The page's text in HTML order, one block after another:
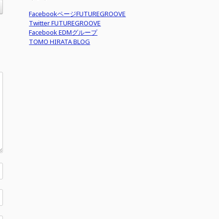
FacebookページFUTUREGROOVE
Twitter FUTUREGROOVE
Facebook EDMグループ
TOMO HIRATA BLOG